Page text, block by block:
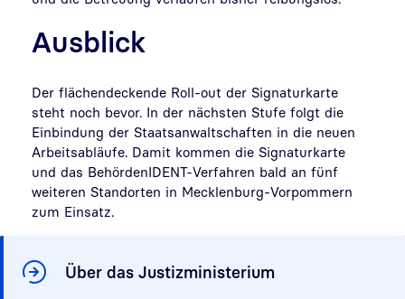
Ausblick
Der flächendeckende Roll-out der Signaturkarte
steht noch bevor. In der nächsten Stufe folgt die
Einbindung der Staatsanwaltschaften in die neuen
Arbeitsabläufe. Damit kommen die Signaturkarte
und das BehördenIDENT-Verfahren bald an fünf
weiteren Standorten in Mecklenburg-Vorpommern
zum Einsatz.
Über das Justizministerium